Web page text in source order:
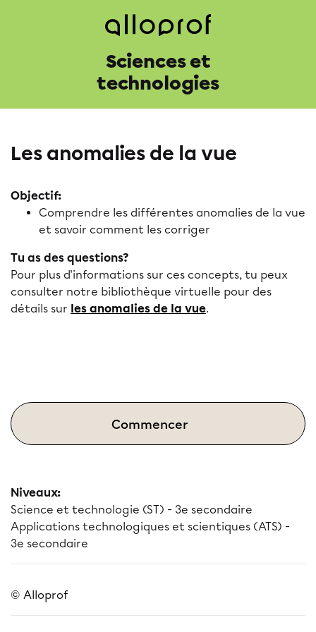
Sciences et
technologies
Les anomalies de la vue
Objectif:
Comprendre les différentes anomalies de la vue
et savoir comment les corriger
Tu as des questions?
Pour plus d'informations sur ces concepts, tu peux
consulter notre bibliothèque virtuelle pour des
détails sur les anomalies de la vue.
Commencer
Niveaux:
Science et technologie (ST) - 3e secondaire
Applications technologiques et scientiques (ATS) -
3e secondaire
© Alloprof